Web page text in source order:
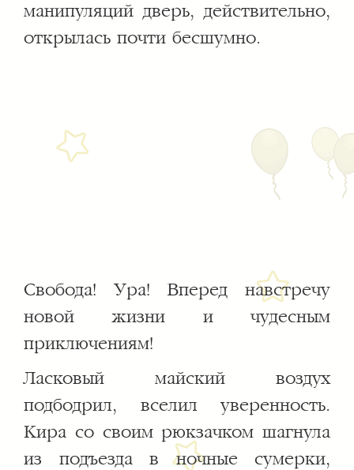
манипуляций дверь, действительно,
открылась почти бесшумно.
Свобода! Ура! Вперед навстречу
новой жизни и чудесным
приключениям!
Ласковый майский воздух
подбодрил, вселил уверенность.
Кира со своим рюкзачком шагнула
из подъезда в ночные сумерки,